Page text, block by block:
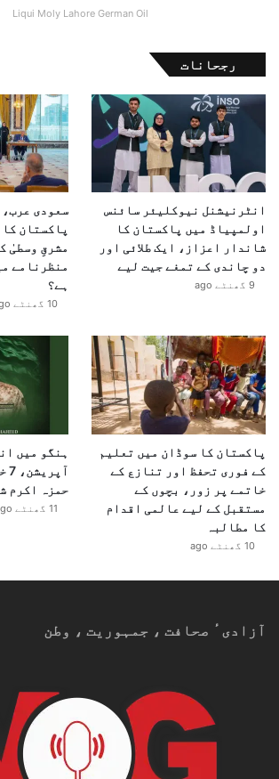
Liqui Moly Lahore German Oil
رجحانات
انٹرنیشنل نیوکلیئر سائنس
اولمپیاڈ میں پاکستان کا
شاندار اعزاز، ایک طلائی اور
دو چاندی کے تمغے جیت لیے
9 گھنٹے ago
سعودی عرب،
پاکستان
مشرقِ وسطیٰ
منظرنامے
ہے؟
10 گھنٹے ago
پاکستان کا سوڈان میں تعلیم
کے فوری تحفظ اور تنازع کے
خاتمے پر زور، بچوں کے
مستقبل کے لیے عالمی اقدام
کا مطالبہ
10 گھنٹے ago
ہنگو میں
حمزہ اکرم
11 گھنٹے ago
آزادیٴ صحافت ، جمہوریت ، وطن